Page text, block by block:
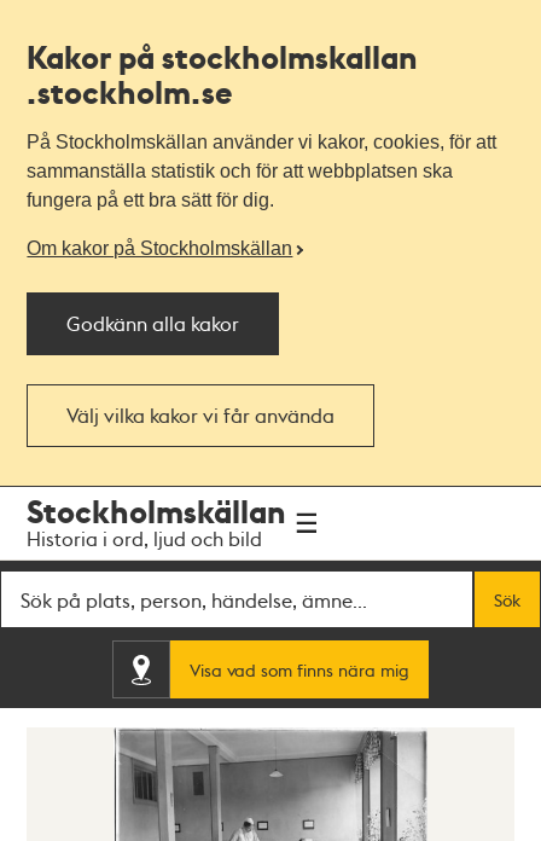
Kakor på stockholmskallan
.stockholm.se
På Stockholmskällan använder vi kakor, cookies, för att
sammanställa statistik och för att webbplatsen ska
fungera på ett bra sätt för dig.
Om kakor på Stockholmskällan
Godkänn alla kakor
Välj vilka kakor vi får använda
navigationen
huvudinnehållet
Stockholmskällan
Historia i ord, ljud och bild
Sök
Visa vad som finns nära mig